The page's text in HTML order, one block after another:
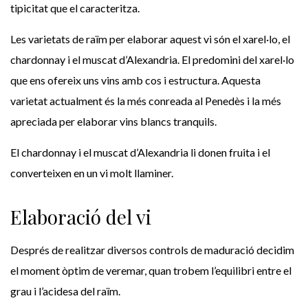
tipicitat que el caracteritza.
Les varietats de raïm per elaborar aquest vi són el xarel·lo, el
chardonnay i el muscat d’Alexandria. El predomini del xarel·lo
que ens ofereix uns vins amb cos i estructura. Aquesta
varietat actualment és la més conreada al Penedès i la més
apreciada per elaborar vins blancs tranquils.
El chardonnay i el muscat d’Alexandria li donen fruita i el
converteixen en un vi molt llaminer.
Elaboració del vi
Després de realitzar diversos controls de maduració decidim
el moment òptim de veremar, quan trobem l’equilibri entre el
grau i l’acidesa del raïm.